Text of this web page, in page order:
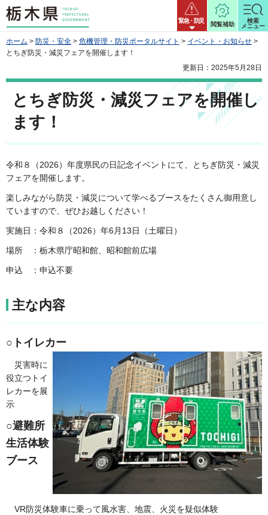
栃木県 緊急・防災
閲覧補助
検索
メニュー
ホーム > 防災・安全 > 危機管理・防災ポータルサイト > イベント・お知らせ >
とちぎ防災・減災フェアを開催します！
更新日：2025年5月28日
とちぎ防災・減災フェアを開催し
ます！
令和８（2026）年度県民の日記念イベントにて、とちぎ防災・減災
フェアを開催します。
楽しみながら防災・減災について学べるブースをたくさん御用意し
ていますので、ぜひお越しください！
実施日：令和８（2026）年6月13日（土曜日）
場所 ：栃木県庁昭和館、昭和館前広場
申込 ：申込不要
主な内容
○トイレカー
災害時に
役立つトイ
レカーを展
示
○避難所
生活体験
ブース
VR防災体験車に乗って風水害、地震、火災を疑似体験